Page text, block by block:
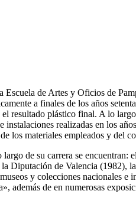
Escuela de Artes y Oficios de
a finales de los años
resultado plástico final. A lo
instalaciones realizadas en los
los materiales empleados y del
largo de su carrera se
Diputación de Valencia (1982),
y colecciones nacionales
además de en numerosas